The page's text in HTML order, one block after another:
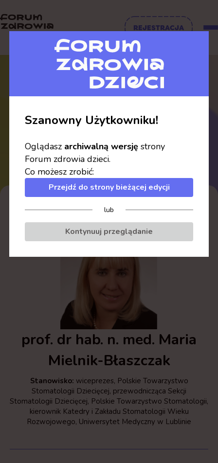
REJESTRACJA
Prelegenci
prof. dr hab. n. med. Maria
Mielnik-Błaszczak
Stanowisko: wiceprezes, Polskie Towarzystwo
Stomatologii Dziecięcej, przewodnicząca Sekcji
Stomatologii Dziecięcej, Polskie Towarzystwo Stomatologii,
kierownik Katedry i Zakładu Stomatologii Wieku
Rozwojowego, Uniwersytet Medyczny w Lublinie
Szanowny Użytkowniku!
Oglądasz archiwalną wersję strony
Forum zdrowia dzieci.
Co możesz zrobić:
Przejdź do strony bieżącej edycji
lub
Kontynuuj przeglądanie